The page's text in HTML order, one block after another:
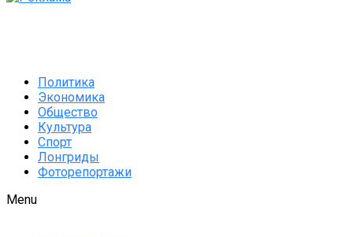
Политика
Экономика
Общество
Культура
Спорт
Лонгриды
Фоторепортажи
Menu